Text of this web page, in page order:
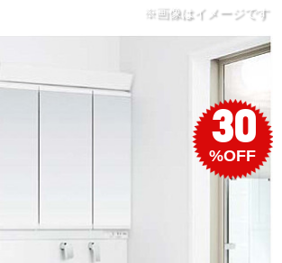
※画像はイメージです
30
%OFF